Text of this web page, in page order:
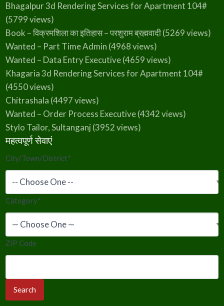
Bhagalpur 3d Rendering Services for Apartment 104#
(5799 views)
Book – विक्रमशिला का इतिहास – परशुराम ब्रह्मवादी(5269 views)
Wanted – Part Time Admin (4968 views)
Wanted – Data Entry Executive(4659 views)
Khagaria 3d Rendering Services for Apartment 104#
(4550 views)
Chitrashala (4497 views)
Wanted – Order Process Executive(4342 views)
Stylo Tailor, Sultanganj (3952 views)
महत्वपूर्ण सेवाएं
City/Town/District*
Category*
ZIP Code